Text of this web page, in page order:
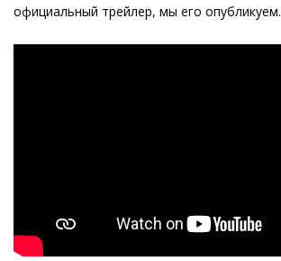
официальный трейлер, мы его опубликуем.